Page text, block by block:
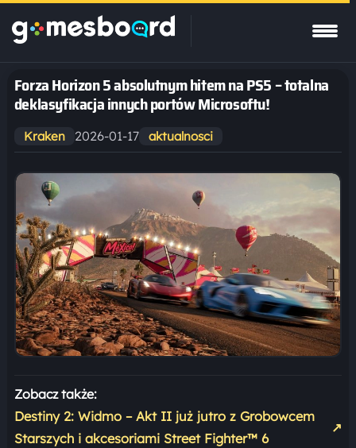
Forza Horizon 5 absolutnym hitem na PS5 – totalna
deklasyfikacja innych portów Microsoftu!
Kraken 2026-01-17 aktualnosci
Zobacz także:
Destiny 2: Widmo – Akt II już jutro z Grobowcem
Starszych i akcesoriami Street Fighter™ 6
↗